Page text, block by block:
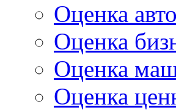
Оценка
Оценка
Оценка
Оценка